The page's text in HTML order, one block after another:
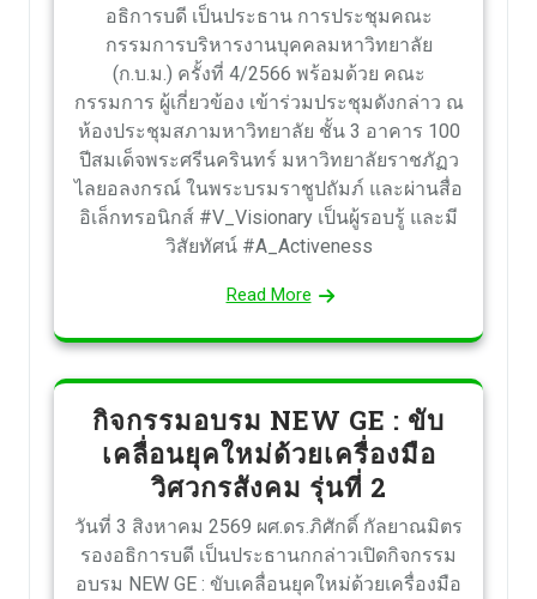
อธิการบดี เป็นประธาน การประชุมคณะ
กรรมการบริหารงานบุคคลมหาวิทยาลัย
(ก.บ.ม.) ครั้งที่ 4/2566 พร้อมด้วย คณะ
กรรมการ ผู้เกี่ยวข้อง เข้าร่วมประชุมดังกล่าว ณ
ห้องประชุมสภามหาวิทยาลัย ชั้น 3 อาคาร 100
ปีสมเด็จพระศรีนครินทร์ มหาวิทยาลัยราชภัฏว
ไลยอลงกรณ์ ในพระบรมราชูปถัมภ์ และผ่านสื่อ
อิเล็กทรอนิกส์ #V_Visionary เป็นผู้รอบรู้ และมี
วิสัยทัศน์ #A_Activeness
Read More
กิจกรรมอบรม NEW GE : ขับ
เคลื่อนยุคใหม่ด้วยเครื่องมือ
วิศวกรสังคม รุ่นที่ 2
วันที่ 3 สิงหาคม 2569 ผศ.ดร.ภิศักดิ์ กัลยาณมิตร
รองอธิการบดี เป็นประธานกกล่าวเปิดกิจกรรม
อบรม NEW GE : ขับเคลื่อนยุคใหม่ด้วยเครื่องมือ